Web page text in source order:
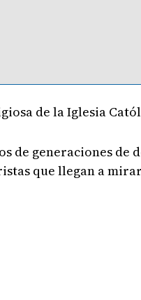
de la Iglesia
de generaciones de
que llegan a